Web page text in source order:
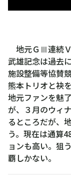
地元ＧⅢ連続Ｖ
武雄記念は過去
施設整備等協賛
熊本トリオと袂
地元ファンを魅
が、３月のウィ
るところだが、
う。現在は通算
ョンも高い。狙
覇しかない。